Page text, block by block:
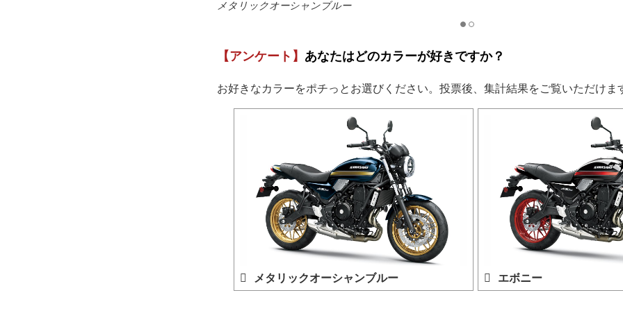
メタリックオーシャンブルー
【アンケート】 あなたはどのカラーが好きですか？
お好きなカラーをポチっとお選びください。投票後、集計結果をご覧いただけま
メタリックオーシャンブルー エボニー